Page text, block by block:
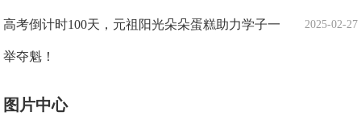
2025-02-27
高考倒计时100天，元祖阳光朵朵蛋糕助力学子一
举夺魁！
图片中心